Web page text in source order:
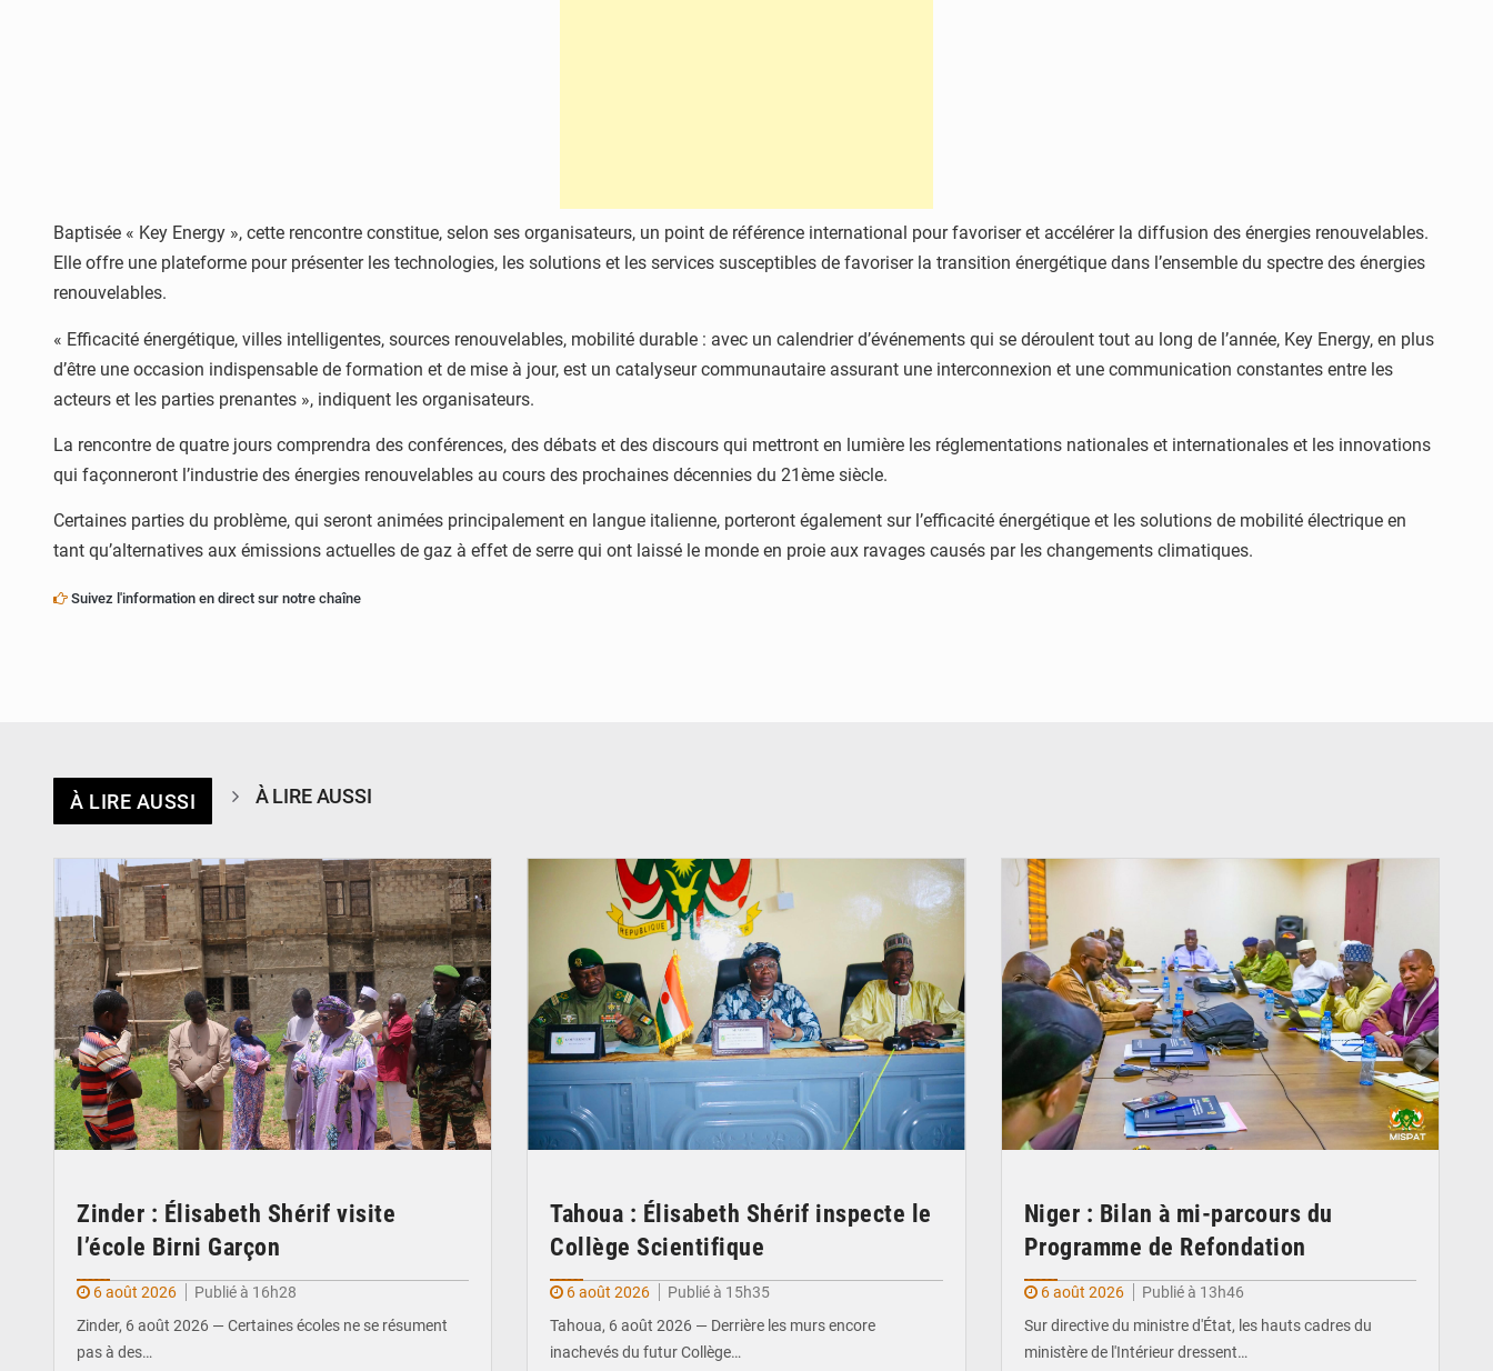
Baptisée « Key Energy », cette rencontre constitue, selon ses organisateurs, un point de référence international pour favoriser et accélérer la diffusion des énergies renouvelables.
Elle offre une plateforme pour présenter les technologies, les solutions et les services susceptibles de favoriser la transition énergétique dans l’ensemble du spectre des énergies
renouvelables.
« Efficacité énergétique, villes intelligentes, sources renouvelables, mobilité durable : avec un calendrier d’événements qui se déroulent tout au long de l’année, Key Energy, en plus
d’être une occasion indispensable de formation et de mise à jour, est un catalyseur communautaire assurant une interconnexion et une communication constantes entre les
acteurs et les parties prenantes », indiquent les organisateurs.
La rencontre de quatre jours comprendra des conférences, des débats et des discours qui mettront en lumière les réglementations nationales et internationales et les innovations
qui façonneront l’industrie des énergies renouvelables au cours des prochaines décennies du 21ème siècle.
Certaines parties du problème, qui seront animées principalement en langue italienne, porteront également sur l’efficacité énergétique et les solutions de mobilité électrique en
tant qu’alternatives aux émissions actuelles de gaz à effet de serre qui ont laissé le monde en proie aux ravages causés par les changements climatiques.
Suivez l'information en direct sur notre chaîne
À LIRE AUSSI À LIRE AUSSI
Zinder : Élisabeth Shérif visite
l’école Birni Garçon
6 août 2026
Publié à 16h28
Zinder, 6 août 2026 — Certaines écoles ne se résument
pas à des…
Tahoua : Élisabeth Shérif inspecte le
Collège Scientifique
6 août 2026
Publié à 15h35
Tahoua, 6 août 2026 — Derrière les murs encore
inachevés du futur Collège…
Niger : Bilan à mi-parcours du
Programme de Refondation
6 août 2026
Publié à 13h46
Sur directive du ministre d'État, les hauts cadres du
ministère de l'Intérieur dressent…